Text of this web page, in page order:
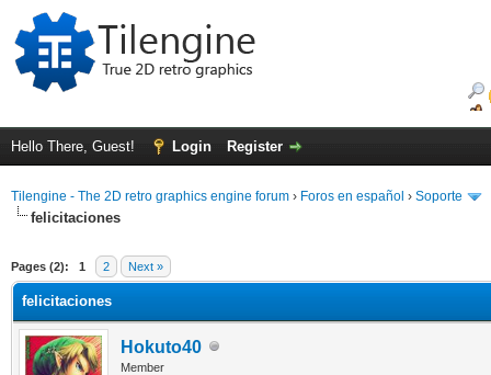
Hello There, Guest! Login Register
Tilengine - The 2D retro graphics engine forum › Foros en español › Soporte
felicitaciones
Pages (2): 1 2 Next »
felicitaciones
Hokuto40
Member